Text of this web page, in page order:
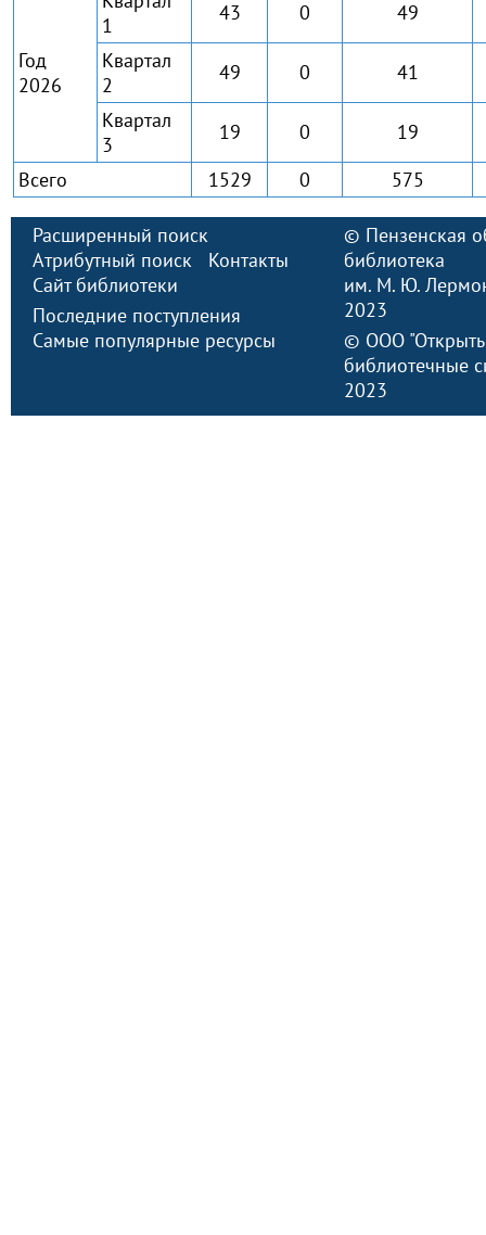
Год
2026
1
43 0
49
Квартал
2
49 0
41
Квартал
3
19 0
19
Всего
1529 0 575
Расширенный поиск
Атрибутный поиск
Контакты
Сайт библиотеки
Последние поступления
Самые популярные ресурсы
© Пензенская
библиотека
им. М. Ю.
2023
© ООО
библиотечные
2023